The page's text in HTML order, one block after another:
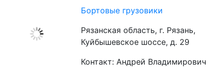
Бортовые грузовики
Рязанская область, г. Рязань,
Куйбышевское шоссе, д. 29
Контакт: Андрей Владимирович